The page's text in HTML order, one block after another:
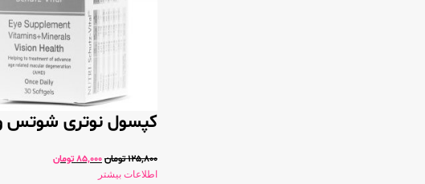
کپسول نوتری شوتس ویتال
125,800تومان85,000تومان
اطلاعات بیشتر